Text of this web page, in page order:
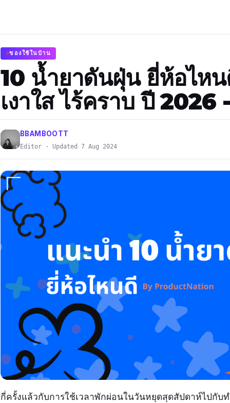
ของใช้ในบ้าน
10 น้ำยาดันฝุ่น ยี่ห้อไห
เงาใส ไร้คราบ ปี 2026
BBAMBOOTT
Editor · Updated 7 Aug 2024
กี่ครั้งแล้วกับการใช้เวลาพักผ่อนในวันหยุดสุดสัปดาห์ไปกับ